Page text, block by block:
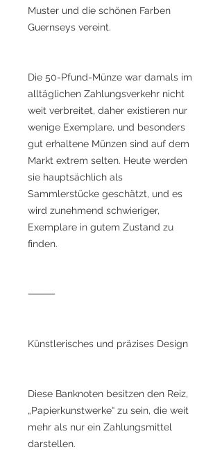
Muster und die schönen Farben
Guernseys vereint.
Die 50-Pfund-Münze war damals im
alltäglichen Zahlungsverkehr nicht
weit verbreitet, daher existieren nur
wenige Exemplare, und besonders
gut erhaltene Münzen sind auf dem
Markt extrem selten. Heute werden
sie hauptsächlich als
Sammlerstücke geschätzt, und es
wird zunehmend schwieriger,
Exemplare in gutem Zustand zu
finden.
⸻
Künstlerisches und präzises Design
Diese Banknoten besitzen den Reiz,
„Papierkunstwerke“ zu sein, die weit
mehr als nur ein Zahlungsmittel
darstellen.